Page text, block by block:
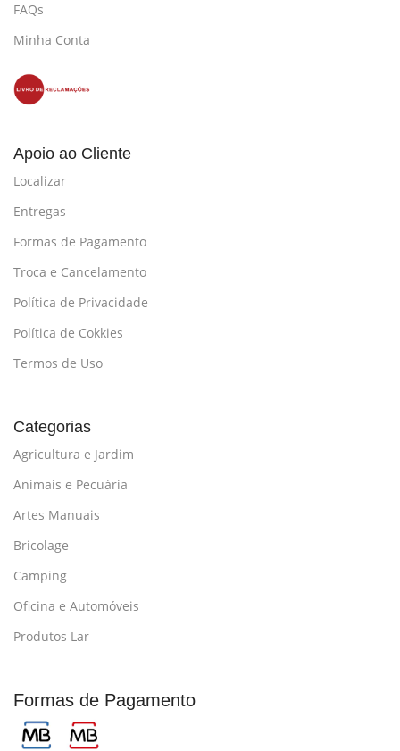
FAQs
Minha Conta
Apoio ao Cliente
Localizar
Entregas
Formas de Pagamento
Troca e Cancelamento
Política de Privacidade
Política de Cokkies
Termos de Uso
Categorias
Agricultura e Jardim
Animais e Pecuária
Artes Manuais
Bricolage
Camping
Oficina e Automóveis
Produtos Lar
Formas de Pagamento